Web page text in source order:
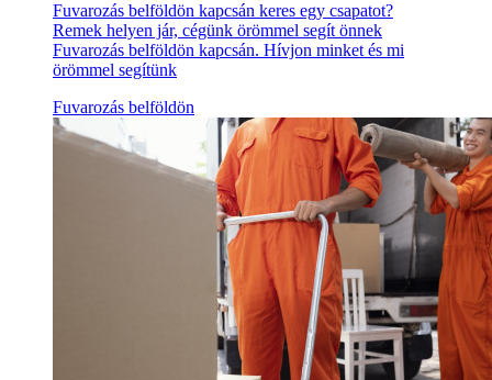
Fuvarozás belföldön kapcsán keres egy csapatot?
Remek helyen jár, cégünk örömmel segít önnek
Fuvarozás belföldön kapcsán. Hívjon minket és mi
örömmel segítünk
Fuvarozás belföldön